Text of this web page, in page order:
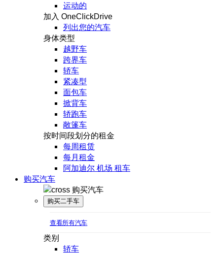
运动的
加入 OneClickDrive
列出您的汽车
身体类型
越野车
跨界车
轿车
紧凑型
面包车
掀背车
轿跑车
敞篷车
按时间段划分的租金
每周租赁
每月租金
阿加迪尔 机场 租车
购买汽车
购买汽车
购买二手车
查看所有汽车
类别
轿车